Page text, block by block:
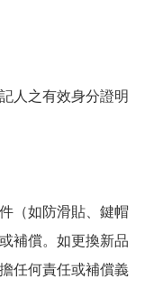
人之有效身分證明
（如防滑貼、鍵帽
補償。如更換新品
任何責任或補償義